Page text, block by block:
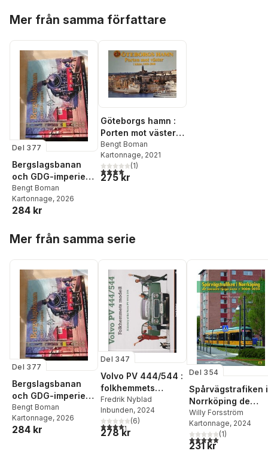
Mer från samma författare
Del 377
Bergslagsbanan
och GDG-imperiet :
en bildkavalkad
från det forna
GDG-nätet i SJ-
Bengt Boman
Kartonnage, 2026
284 kr
Göteborgs hamn :
Porten mot väster i
bilder 1958 - 2000
Bengt Boman
Kartonnage, 2021
4,0utav 5 stjärnor. Totalt antal röster:
(1)
275 kr
Mer från samma serie
Del 377
Bergslagsbanan
och GDG-imperiet :
en bildkavalkad
från det forna
GDG-nätet i SJ-
Bengt Boman
Kartonnage, 2026
284 kr
Del 347
Volvo PV 444/544 :
folkhemmets
modell / A history
of the Volvo PV
444 & 544
Fredrik Nyblad
Inbunden, 2024
4,3utav 5 stjärnor. Totalt antal röster:
(6)
278 kr
Del 354
Spårvägstrafiken i
Norrköping de
senaste tjugo
2004-2024
Willy Forsström
Kartonnage, 2024
5,0utav 5 stjärnor.
(1)
231 kr